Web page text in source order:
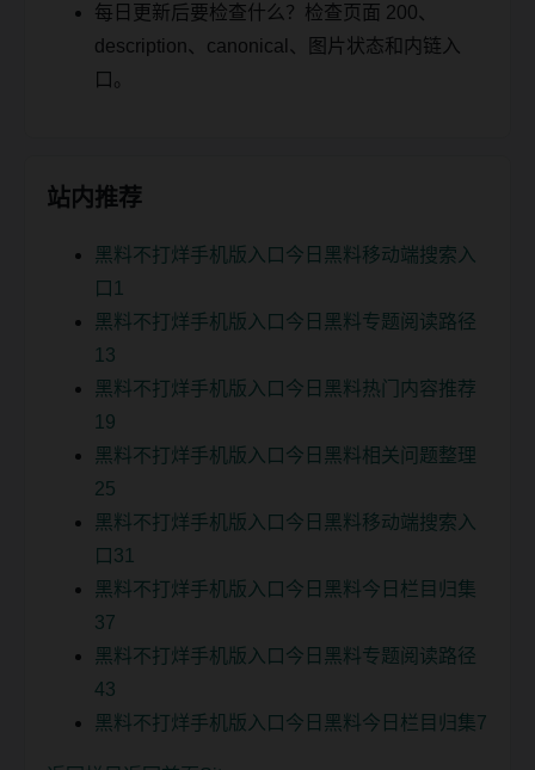
每日更新后要检查什么？检查页面 200、
description、canonical、图片状态和内链入
口。
站内推荐
黑料不打烊手机版入口今日黑料移动端搜索入
口1
黑料不打烊手机版入口今日黑料专题阅读路径
13
黑料不打烊手机版入口今日黑料热门内容推荐
19
黑料不打烊手机版入口今日黑料相关问题整理
25
黑料不打烊手机版入口今日黑料移动端搜索入
口31
黑料不打烊手机版入口今日黑料今日栏目归集
37
黑料不打烊手机版入口今日黑料专题阅读路径
43
黑料不打烊手机版入口今日黑料今日栏目归集7